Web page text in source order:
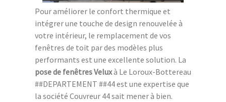
Pour améliorer le confort thermique et
intégrer une touche de design renouvelée à
votre intérieur, le remplacement de vos
fenêtres de toit par des modèles plus
performants est une excellente solution. La
pose de fenêtres Veluxà Le Loroux-Bottereau
##DEPARTEMENT ##44 est une expertise que
la société Couvreur 44 sait mener à bien.